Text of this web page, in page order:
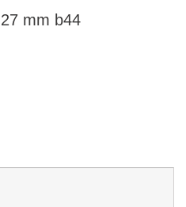
mm b44